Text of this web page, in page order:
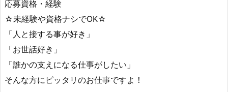
応募資格・経験
☆未経験や資格ナシでOK☆
「人と接する事が好き」
「お世話好き」
「誰かの支えになる仕事がしたい」
そんな方にピッタリのお仕事ですよ！